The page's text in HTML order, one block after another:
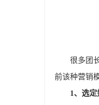
很多团
前该种营销
1、选